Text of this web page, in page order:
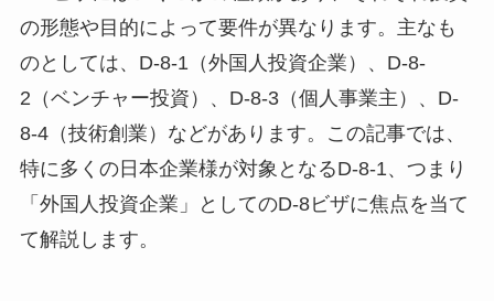
の形態や目的によって要件が異なります。主なも
のとしては、D-8-1（外国人投資企業）、D-8-
2（ベンチャー投資）、D-8-3（個人事業主）、D-
8-4（技術創業）などがあります。この記事では、
特に多くの日本企業様が対象となるD-8-1、つまり
「外国人投資企業」としてのD-8ビザに焦点を当て
て解説します。